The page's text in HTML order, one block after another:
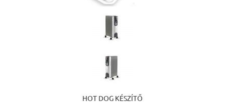
HOT DOG KÉSZÍTŐ